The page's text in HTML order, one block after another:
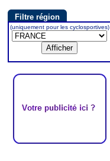
Filtre région
(uniquement pour les cyclosportives)